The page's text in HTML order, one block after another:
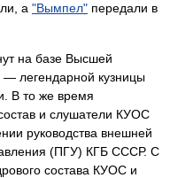
а "Вымпел" передали в
на базе Высшей
легендарной кузницы
В то же время
и слушатели КУОС
руководства внешней
(ПГУ) КГБ СССР. С
состава КУОС и